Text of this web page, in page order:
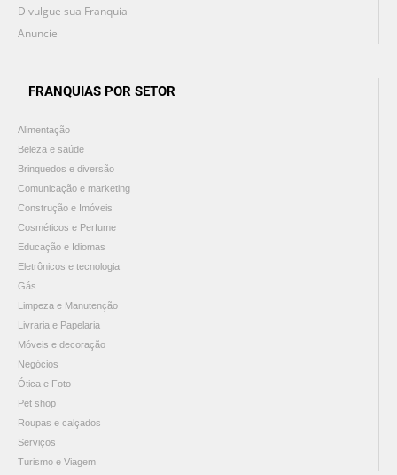
Divulgue sua Franquia
Anuncie
FRANQUIAS POR SETOR
Alimentação
Beleza e saúde
Brinquedos e diversão
Comunicação e marketing
Construção e Imóveis
Cosméticos e Perfume
Educação e Idiomas
Eletrônicos e tecnologia
Gás
Limpeza e Manutenção
Livraria e Papelaria
Móveis e decoração
Negócios
Ótica e Foto
Pet shop
Roupas e calçados
Serviços
Turismo e Viagem